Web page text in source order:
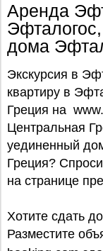
Аренда
дома
Экскурсия в
квартиру в
Греция на
Центральная
уединенный
Греция?
на странице
Хотите сдать
Разместите